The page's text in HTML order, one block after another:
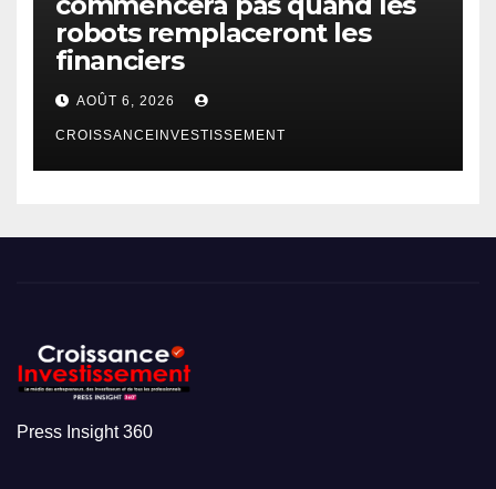
robots remplaceront les
financiers
AOÛT 6, 2026
CROISSANCEINVESTISSEMENT
Press Insight 360